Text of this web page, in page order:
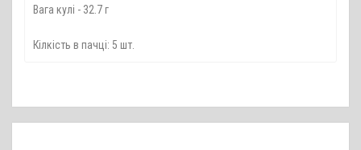
Вага кулі - 32.7 г
Кілкість в пачці: 5 шт.